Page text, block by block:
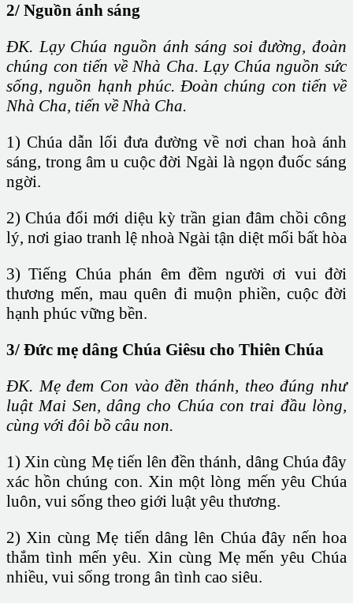
2/ Nguồn ánh sáng
ĐK. Lạy Chúa nguồn ánh sáng soi đường, đoàn
chúng con tiến về Nhà Cha. Lạy Chúa nguồn sức
sống, nguồn hạnh phúc. Đoàn chúng con tiến về
Nhà Cha, tiến về Nhà Cha.
1) Chúa dẫn lối đưa đường về nơi chan hoà ánh
sáng, trong âm u cuộc đời Ngài là ngọn đuốc sáng
ngời.
2) Chúa đổi mới diệu kỳ trần gian đâm chồi công
lý, nơi giao tranh lệ nhoà Ngài tận diệt mối bất hòa
3) Tiếng Chúa phán êm đềm người ơi vui đời
thương mến, mau quên đi muộn phiền, cuộc đời
hạnh phúc vững bền.
3/ Đức mẹ dâng Chúa Giêsu cho Thiên Chúa
ĐK. Mẹ đem Con vào đền thánh, theo đúng như
luật Mai Sen, dâng cho Chúa con trai đầu lòng,
cùng với đôi bồ câu non.
1) Xin cùng Mẹ tiến lên đền thánh, dâng Chúa đây
xác hồn chúng con. Xin một lòng mến yêu Chúa
luôn, vui sống theo giới luật yêu thương.
2) Xin cùng Mẹ tiến dâng lên Chúa đây nến hoa
thắm tình mến yêu. Xin cùng Mẹ mến yêu Chúa
nhiều, vui sống trong ân tình cao siêu.